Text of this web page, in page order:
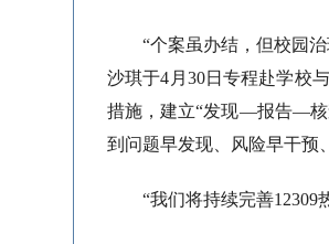
“个案虽办结，但校园
沙琪于4月30日专程赴学校
措施，建立“发现—报告—核
到问题早发现、风险早干预
“我们将持续完善